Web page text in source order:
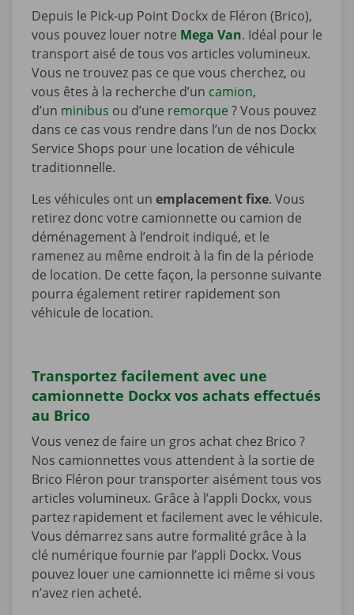
Depuis le Pick-up Point Dockx de Fléron (Brico),
vous pouvez louer notre Mega Van. Idéal pour le
transport aisé de tous vos articles volumineux.
Vous ne trouvez pas ce que vous cherchez, ou
vous êtes à la recherche d’un camion,
d’un minibus ou d’une remorque ? Vous pouvez
dans ce cas vous rendre dans l’un de nos Dockx
Service Shops pour une location de véhicule
traditionnelle.
Les véhicules ont un emplacement fixe. Vous
retirez donc votre camionnette ou camion de
déménagement à l’endroit indiqué, et le
ramenez au même endroit à la fin de la période
de location. De cette façon, la personne suivante
pourra également retirer rapidement son
véhicule de location.
Transportez facilement avec une
camionnette Dockx vos achats effectués
au Brico
Vous venez de faire un gros achat chez Brico ?
Nos camionnettes vous attendent à la sortie de
Brico Fléron pour transporter aisément tous vos
articles volumineux. Grâce à l’appli Dockx, vous
partez rapidement et facilement avec le véhicule.
Vous démarrez sans autre formalité grâce à la
clé numérique fournie par l’appli Dockx. Vous
pouvez louer une camionnette ici même si vous
n’avez rien acheté.